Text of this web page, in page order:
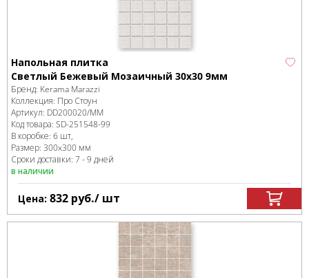
Напольная плитка
Светлый Бежевый Мозаичный 30x30 9мм
Бренд: Kerama Marazzi
Коллекция: Про Стоун
Артикул: DD200020/MM
Код товара: SD-251548-99
В коробке: 6 шт,
Размер: 300x300 мм
Сроки доставки: 7 - 9 дней
в наличии
Цена: 832 руб./ шт